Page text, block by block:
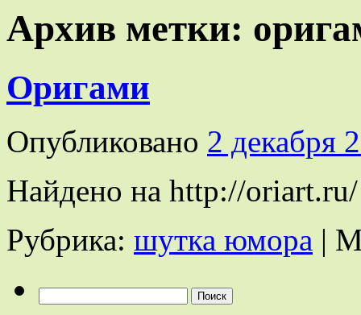
Архив метки:
Оригами
Опубликовано 2 декабря
Найдено на http://oriart.ru/
Рубрика: шутка юмора |